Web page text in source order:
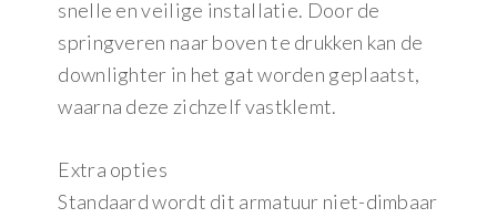
snelle en veilige installatie. Door de
springveren naar boven te drukken kan de
downlighter in het gat worden geplaatst,
waarna deze zichzelf vastklemt.
Extra opties
Standaard wordt dit armatuur niet-dimbaar